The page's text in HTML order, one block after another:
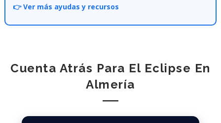
👉 Ver más ayudas y recursos
Cuenta Atrás Para El Eclipse En
Almería